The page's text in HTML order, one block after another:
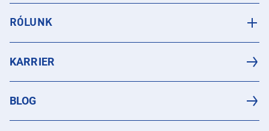
RÓLUNK
KARRIER
BLOG